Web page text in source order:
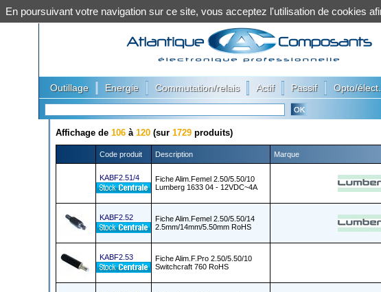
Outillage Energie Commutation/relais Actif Passif Opto/
Affichage de 106 à 120 (sur 1729 produits)
Code produit Description Marque
KABF2.51/4
Fiche Alim.Femel 2.50/5.50/10
Lumberg 1633 04 - 12VDC~4A
KABF2.52
Fiche Alim.Femel 2.50/5.50/14
2.5mm/14mm/5.50mm RoHS
KABF2.53
Fiche Alim.F.Pro 2.50/5.50/10
Switchcraft 760 RoHS
En poursuivant votre navigation sur ce site, vous acceptez l'utilisation de cookies